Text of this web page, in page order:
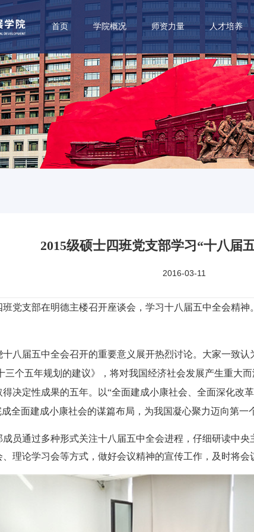
首页 学院概况 师资力量 人才培养
2015级硕士四班党支部学习“十八届
2016-03-11
班党支部在明德主楼召开座谈会，学习十八届五中全会精
八届五中全会召开的重要意义展开热烈讨论。大家一致
三个五年规划的建议》，将对我国经济社会发展产生重大
决定性成果的五年。以“全面建成小康社会、全面深化改
全面建成小康社会的谋篇布局，为我国凝心聚力迈向第一
员通过多种形式关注十八届五中全会进程，仔细研读中
理论学习会等方式，做好会议精神的宣传工作，及时将会